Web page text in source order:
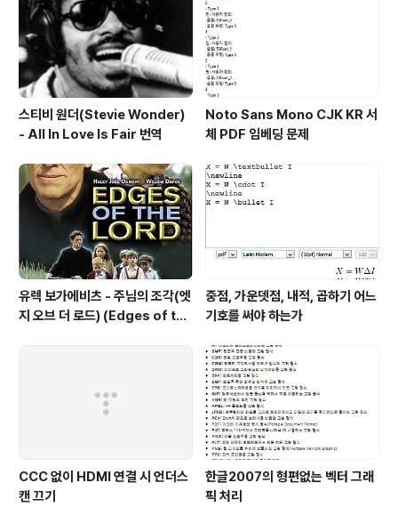
스티비 원더(Stevie Wonder)
- All In Love Is Fair 번역
Noto Sans Mono CJK KR 서
체 PDF 임베딩 문제
유렉 보가에비츠 - 주님의 조각(엣
지 오브 더 로드) (Edges of the
중점, 가운뎃점, 내적, 곱하기 어느
기호를 써야 하는가
CCC 없이 HDMI 연결 시 언더스
캔 끄기
한글2007의 형편없는 벡터 그래
픽 처리